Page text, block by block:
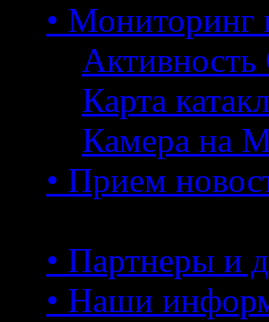
• Мониторинг
Карта
Камера на
• Прием
• Партнеры и
• Наши